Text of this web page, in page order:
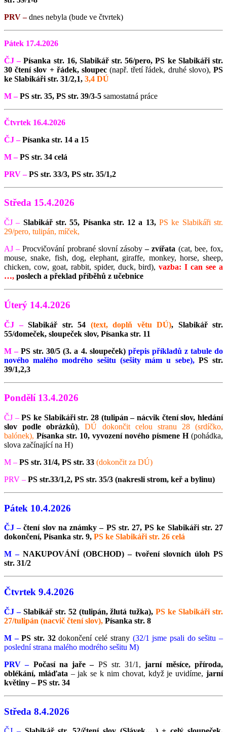
PRV – dnes nebyla (bude ve čtvrtek)
Pátek 17.4.2026
ČJ –Písanka str. 16, Slabikář str. 56/pero, PS ke Slabikáři str.
30 čtení slov + řádek, sloupec(např. třetí řádek, druhé slovo),PS
ke Slabikáři str. 31/2,1, 3,4 DÚ
M –PS str. 35, PS str. 39/3-5 samostatná práce
Čtvrtek 16.4.2026
ČJ –Písanka str. 14 a 15
M –PS str. 34 celá
PRV –PS str. 33/3, PS str. 35/1,2
Středa 15.4.2026
ČJ – Slabikář str. 55, Písanka str. 12 a 13,PS ke Slabikáři str.
29/pero, tulipán, míček,
AJ –Procvičování probrané slovní zásoby– zvířata (cat, bee, fox,
mouse, snake, fish, dog, elephant, giraffe, monkey, horse, sheep,
chicken, cow, goat, rabbit, spider, duck, bird), vazba: I can see a
…, poslech a překlad příběhů z učebnice
Úterý 14.4.2026
ČJ – Slabikář str. 54 (text, doplň větu DÚ), Slabikář str.
55/domeček, sloupeček slov, Písanka str. 11
M –PS str. 30/5 (3. a 4. sloupeček)přepis příkladů z tabuledo
nového malého modrého sešitu (sešity mám u sebe), PS str.
39/1,2,3
Pondělí 13.4.2026
ČJ –PS ke Slabikáři str. 28 (tulipán – nácvik čtení slov, hledání
slov podle obrázků), DÚ dokončit celou stranu 28 (srdíčko,
balónek), Písanka str. 10, vyvození nového písmene H (pohádka,
slova začínající na H)
M – PS str. 31/4, PS str. 33 (dokončit za DÚ)
PRV – PS str.33/1,2, PS str. 35/3 (nakresli strom, keř a bylinu)
Pátek 10.4.2026
ČJ –čtení slov na známky – PS str. 27,PS ke Slabikáři str. 27
dokončení, Písanka str. 9, PS ke Slabikáři str. 26 celá
M – NAKUPOVÁNÍ (OBCHOD) – tvoření slovních úloh PS
str. 31/2
Čtvrtek 9.4.2026
ČJ – Slabikář str. 52 (tulipán, žlutá tužka), PS ke Slabikáři str.
27/tulipán (nacvič čtení slov), Písanka str. 8
M –PS str. 32dokončení celé strany(32/1 jsme psali do sešitu –
poslední strana malého modrého sešitu M)
PRV – Počasí na jaře – PS str. 31/1, jarní měsíce, příroda,
oblékání, mláďata – jak se k nim chovat, když je uvidíme,jarní
květiny – PS str. 34
Středa 8.4.2026